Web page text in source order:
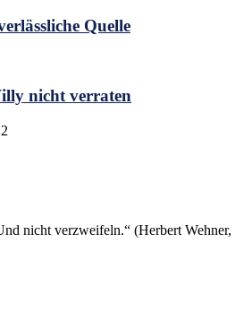
Quelle
nicht verraten
nicht verzweifeln.“ (Herbert Wehner,